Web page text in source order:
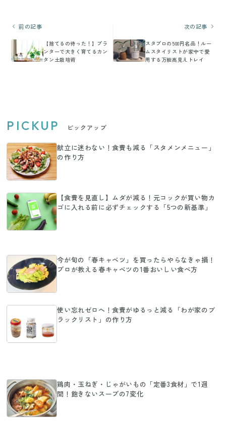
前の記事
【捨てるの待った！】プラ
ンターで大きく育てるカン
タン土栽培術
次の記事
スタプロの500円名品！ルー
ムスタイリストが家中で愛
用する万能高見えトレイ
PICKUP ピックアップ
献立に迷わない！食費も減る「スタメンメニュー」
の作り方
【食費を見直し】ムダが減る！元コックが買い物カ
ゴに入れる前に必ずチェックする「5つの新基準」
今が旬の「春キャベツ」を買ったらやらなきゃ損！
プロが教える春キャベツの1番おいしい食べ方
使い忘れゼロへ！食費がゆるっと減る「わが家のブ
ラックリスト」の作り方
鶏肉・玉ねぎ・じゃがいもの「定番3食材」で1週
間！飽きないスープの7変化